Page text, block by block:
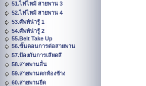
51.ไฟไหม้ สายพาน 3
52.ไฟไหม้ สายพาน 4
53.ศัพท์น่ารู้ 1
54.ศัพท์น่ารู้ 2
55.Belt Take Up
56.ขั้นตอนการต่อสายพาน
57.ป้องกันการเสียดสี
58.สายพานลื่น
59.สายพานตกท้องช้าง
60.สายพานยืด